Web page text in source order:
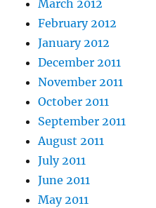
March 2012
February 2012
January 2012
December 2011
November 2011
October 2011
September 2011
August 2011
July 2011
June 2011
May 2011